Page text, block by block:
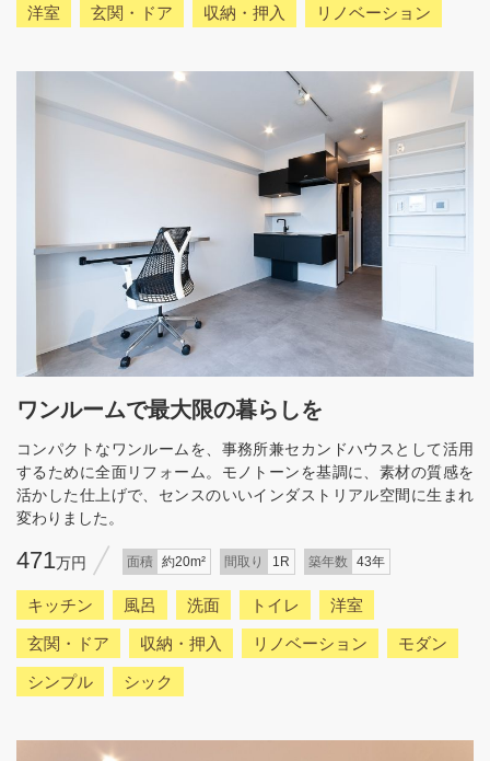
洋室 玄関・ドア 収納・押入 リノベーション
ワンルームで最大限の暮らしを
コンパクトなワンルームを、事務所兼セカンドハウスとして活用
するために全面リフォーム。モノトーンを基調に、素材の質感を
活かした仕上げで、センスのいいインダストリアル空間に生まれ
変わりました。
471万円 面積 約20m² 間取り 1R 築年数 43年
キッチン 風呂 洗面 トイレ 洋室
玄関・ドア 収納・押入 リノベーション モダン
シンプル シック